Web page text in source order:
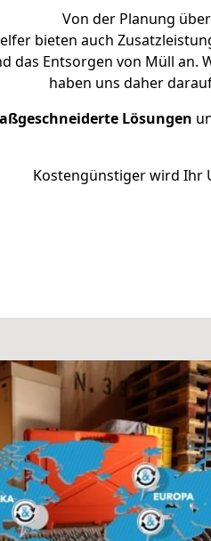
Von der Planung
bieten auch
das Entsorgen von Müll an.
haben uns daher
Lösungen
Kostengünstiger wird Ihr